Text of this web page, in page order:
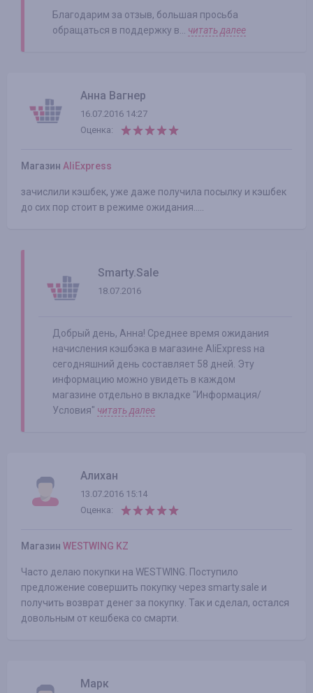
Благодарим за отзыв, большая просьба
обращаться в поддержку в... читать далее
Анна Вагнер
16.07.2016 14:27
Оценка:
Магазин AliExpress
зачислили кэшбек, уже даже получила посылку и кэшбек
до сих пор стоит в режиме ожидания.....
Smarty.Sale
18.07.2016
Добрый день, Анна! Среднее время ожидания
начисления кэшбэка в магазине AliExpress на
сегодняшний день составляет 58 дней. Эту
информацию можно увидеть в каждом
магазине отдельно в вкладке "Информация/
Условия" читать далее
Алихан
13.07.2016 15:14
Оценка:
Магазин WESTWING KZ
Часто делаю покупки на WESTWING. Поступило
предложение совершить покупку через smarty.sale и
получить возврат денег за покупку. Так и сделал, остался
довольным от кешбека со смарти.
Марк